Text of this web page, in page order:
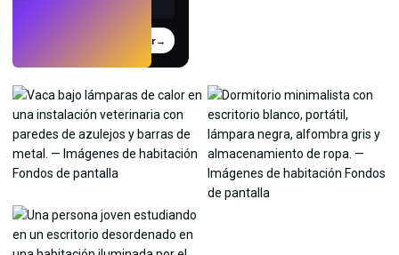
Probar →